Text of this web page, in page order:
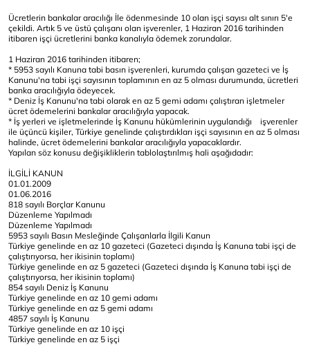
Ücretlerin bankalar aracılığı İle ödenmesinde 10 olan işçi sayısı alt sınırı 5'e
çekildi. Artık 5 ve üstü çalışanı olan işverenler, 1 Haziran 2016 tarihinden
itibaren işçi ücretlerini banka kanalıyla ödemek zorundalar.
1 Haziran 2016 tarihinden itibaren;
* 5953 sayılı Kanuna tabi basın işverenleri, kurumda çalışan gazeteci ve İş
Kanunu'na tabi işçi sayısının toplamının en az 5 olması durumunda, ücretleri
banka aracılığıyla ödeyecek.
* Deniz İş Kanunu'na tabi olarak en az 5 gemi adamı çalıştıran işletmeler
ücret ödemelerini bankalar aracılığıyla yapacak.
* İş yerleri ve işletmelerinde İş Kanunu hükümlerinin uygulandığı işverenler
ile üçüncü kişiler, Türkiye genelinde çalıştırdıkları işçi sayısının en az 5 olması
halinde, ücret ödemelerini bankalar aracılığıyla yapacaklardır.
Yapılan söz konusu değişikliklerin tablolaştırılmış hali aşağıdadır:
İLGİLİ KANUN
01.01.2009
01.06.2016
818 sayılı Borçlar Kanunu
Düzenleme Yapılmadı
Düzenleme Yapılmadı
5953 sayılı Basın Mesleğinde Çalışanlarla İlgili Kanun
Türkiye genelinde en az 10 gazeteci (Gazeteci dışında İş Kanuna tabi işçi de
çalıştırıyorsa, her ikisinin toplamı)
Türkiye genelinde en az 5 gazeteci (Gazeteci dışında İş Kanuna tabi işçi de
çalıştırıyorsa, her ikisinin toplamı)
854 sayılı Deniz İş Kanunu
Türkiye genelinde en az 10 gemi adamı
Türkiye genelinde en az 5 gemi adamı
4857 sayılı İş Kanunu
Türkiye genelinde en az 10 işçi
Türkiye genelinde en az 5 işçi